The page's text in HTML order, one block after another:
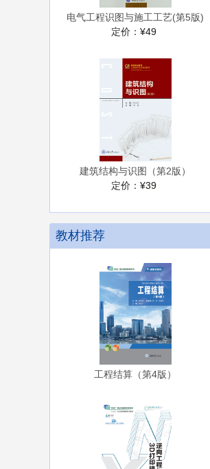
电气工程识图与施工工艺(第5版)
定价： ¥49
建筑结构与识图（第2版）
定价： ¥39
教材推荐
工程结算（第4版）